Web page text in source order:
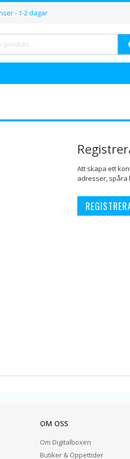
- 1-2 dagarHoppa
innehållet
Att skapa ett
adresser, spåra
OM OSS
Om Digitalboxen
Butiker & Öppettider